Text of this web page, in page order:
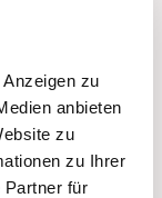
zu
anbieten
zu
zu Ihrer
Partner für